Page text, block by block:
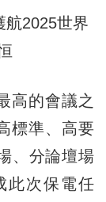
航2025世界
的會議之
標準、高要
、分論壇場
此次保電任